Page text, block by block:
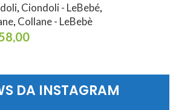
, Ciondoli - LeBebé,
, Collane - LeBebè
DA INSTAGRAM